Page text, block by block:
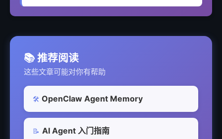
📚 推荐阅读
这些文章可能对你有帮助
🛠️ OpenClaw Agent Memory
📝 AI Agent 入门指南